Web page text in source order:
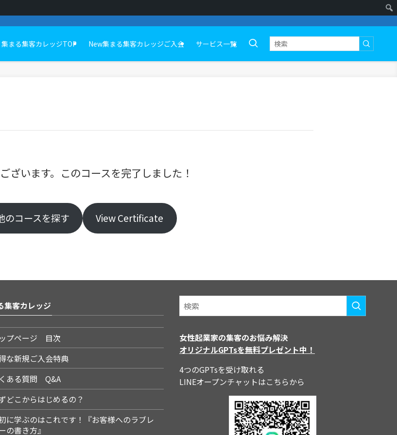
集まる集客カレッジTOP New集まる集客カレッジご入会 サービス一覧
ざいます。このコースを完了しました！
のコースを探す View Certificate
集客カレッジ
プページ 目次
な新規ご入会特典
ある質問 Q&A
どこからはじめるの？
に学ぶのはこれです！『お客様へのラブレ
の書き方』
女性起業家の集客のお悩み解決
オリジナルGPTsを無料プレゼント中！
4つのGPTsを受け取れる
LINEオープンチャットはこちらから